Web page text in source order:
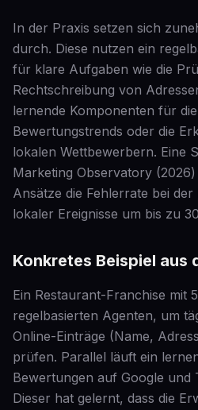
In der Praxis setzen sich
durch. Diese nutzen ein
für klare Aufgaben wie die
Rechtschreibung von
lernende Komponenten für
Bewertungstrends oder die
lokalen Wettbewerbern. Eine
Marketing Observatory
Ansätze die Fehlerrate bei
lokaler Ereignisse um bis zu
Konkretes Beispiel aus
Ein Restaurant-Franchise mit
regelbasierten Agenten, um
Online-Einträge (Name,
prüfen. Parallel läuft ein
Bewertungen auf Google und
Dieser hat gelernt, dass die